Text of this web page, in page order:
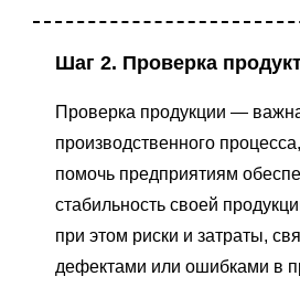
Шаг 2. Проверка
Проверка продукции —
производственного
помочь предприятиям
стабильность своей
при этом риски и затраты,
дефектами или ошибками в